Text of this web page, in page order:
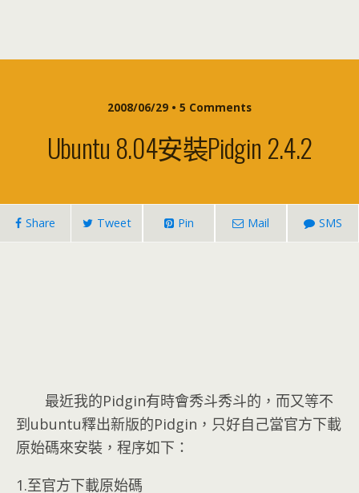
2008/06/29 • 5 Comments
Ubuntu 8.04安裝pidgin 2.4.2
Share Tweet Pin Mail SMS
最近我的Pidgin有時會秀斗秀斗的，而又等不
到ubuntu釋出新版的Pidgin，只好自己當官方下載
原始碼來安裝，程序如下：
1.至官方下載原始碼